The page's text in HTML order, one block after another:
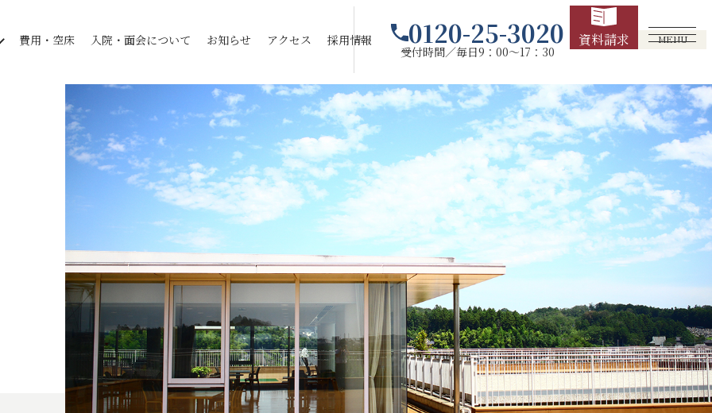
費用・空床 入院・面会について お知らせ アクセス 採用情報 0120-25-3020
受付時間／毎日9：00～17：30
資料請求 MENU